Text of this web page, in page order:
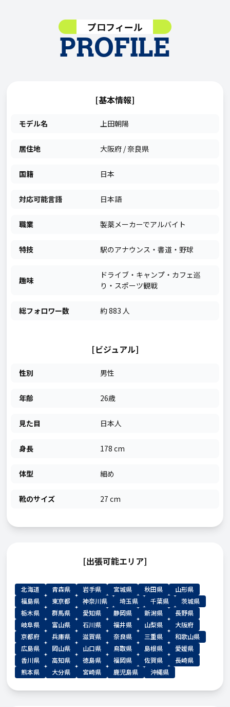
PROFILE
プロフィール
[基本情報]
モデル名 上田朝陽
居住地 大阪府 / 奈良県
国籍 日本
対応可能言語 日本語
職業 製薬メーカーでアルバイト
特技 駅のアナウンス・書道・野球
趣味
ドライブ・キャンプ・カフェ巡
り・スポーツ観戦
総フォロワー数 約 883 人
[ビジュアル]
性別 男性
年齢 26歳
見た目 日本人
身長 178 cm
体型 細め
靴のサイズ 27 cm
[出張可能エリア]
北海道 青森県 岩手県 宮城県 秋田県
山形県
福島県
東京都 神奈川県 埼玉県 千葉県
茨城県
栃木県
群馬県 愛知県 静岡県 新潟県
長野県
岐阜県
富山県 石川県 福井県 山梨県
大阪府
京都府
兵庫県 滋賀県 奈良県 三重県
和歌山県
広島県
岡山県 山口県 鳥取県 島根県
愛媛県
香川県
高知県 徳島県 福岡県 佐賀県
長崎県
熊本県
大分県 宮崎県 鹿児島県 沖縄県